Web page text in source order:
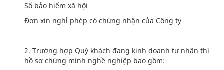
Sổ bảo hiểm xã hội
Đơn xin nghỉ phép có chứng nhận của Công ty
2. Trường hợp Quý khách đang kinh doanh tư nhân thì
hồ sơ chứng minh nghề nghiệp bao gồm: